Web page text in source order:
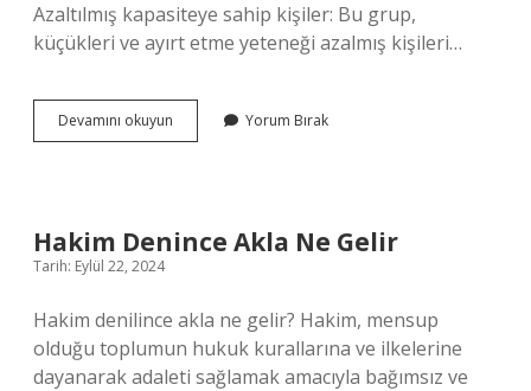
Azaltılmış kapasiteye sahip kişiler: Bu grup,
küçükleri ve ayırt etme yeteneği azalmış kişileri…
Devamını okuyun
Zayıflığı
Yorum Bırak
Hakim Denince Akla Ne Gelir
Tarih: Eylül 22, 2024
Hakim denilince akla ne gelir? Hakim, mensup
olduğu toplumun hukuk kurallarına ve ilkelerine
dayanarak adaleti sağlamak amacıyla bağımsız ve